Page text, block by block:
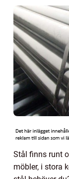
Stål finns runt
möbler, i stora